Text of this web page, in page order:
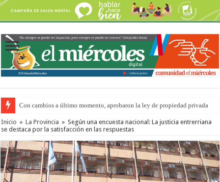
Con cambios a último momento, aprobaron la ley de propiedad privada
Inicio » La Provincia » Según una encuesta nacional: La justicia entrerriana
se destaca por la satisfacción en las respuestas